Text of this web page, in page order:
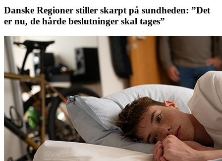
Danske Regioner stiller skarpt på sundheden: ”Det
er nu, de hårde beslutninger skal tages”